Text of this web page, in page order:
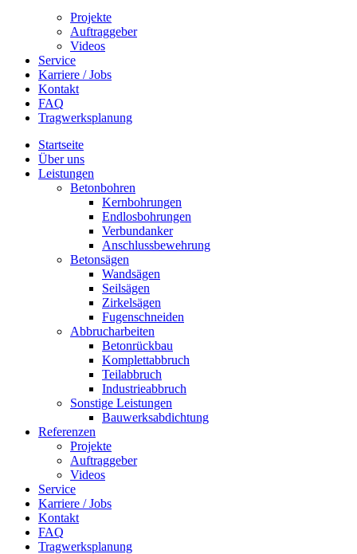
Projekte
Auftraggeber
Videos
Service
Karriere / Jobs
Kontakt
FAQ
Tragwerksplanung
Startseite
Über uns
Leistungen
Betonbohren
Kernbohrungen
Endlosbohrungen
Verbundanker
Anschlussbewehrung
Betonsägen
Wandsägen
Seilsägen
Zirkelsägen
Fugenschneiden
Abbrucharbeiten
Betonrückbau
Komplettabbruch
Teilabbruch
Industrieabbruch
Sonstige Leistungen
Bauwerksabdichtung
Referenzen
Projekte
Auftraggeber
Videos
Service
Karriere / Jobs
Kontakt
FAQ
Tragwerksplanung